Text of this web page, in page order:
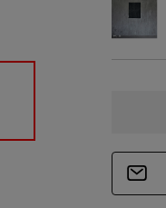
商品サイズ